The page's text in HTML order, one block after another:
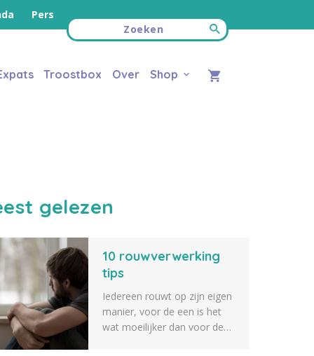
Pers
Troostbox Over Shop
gelezen
10 rouwverwerking
tips
Iedereen rouwt op zijn eigen
manier, voor de een is het
wat moeilijker dan voor de